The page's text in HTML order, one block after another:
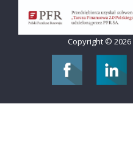
Copyright © 2026